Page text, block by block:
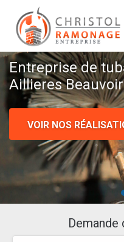
Entreprise de
Aillieres
VOIR NOS
Demande